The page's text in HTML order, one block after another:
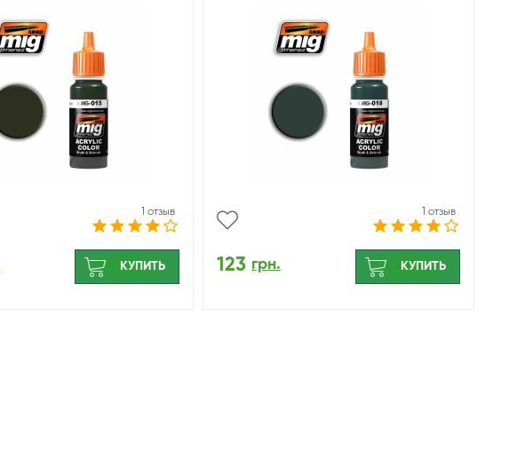
1 отзыв
КУПИТЬ
1 отзыв
123 грн. КУПИТЬ